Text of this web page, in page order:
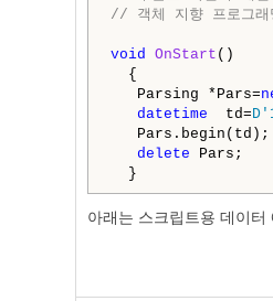
// 객체 지향 프로그래
void OnStart ()
{
Parsing *Pars=
datetime td=
Pars.begin(td);
delete Pars;
}
아래는 스크립트용 데이터